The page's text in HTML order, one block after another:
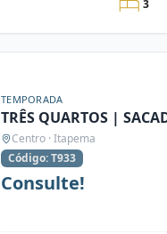
3
TEMPORADA
TRÊS QUARTOS |
Centro · Itapema
Código: T933
Consulte!